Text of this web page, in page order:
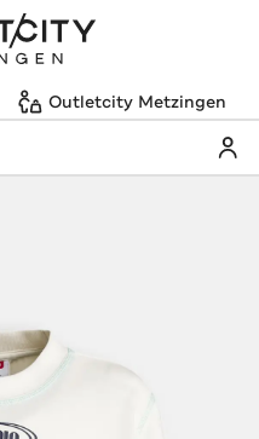
Outletcity Metzingen